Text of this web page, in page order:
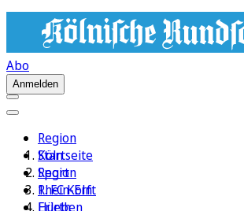
Abo
Anmelden
Region
Köln
Sport
1. FC Köln
Erleben
Startseite
Region
Rhein-Erft
Hürth